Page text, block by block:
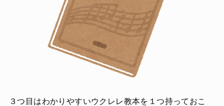
３つ目はわかりやすいウクレレ教本を１つ持っておこ